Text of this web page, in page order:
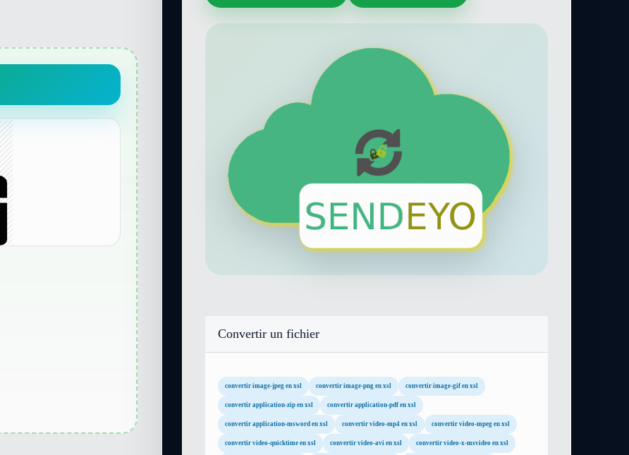
Convertir un fichier
convertir image-jpeg en xsl convertir image-png en xsl convertir image-gif en xsl
convertir application-zip en xsl convertir application-pdf en xsl
convertir application-msword en xsl convertir video-mp4 en xsl convertir video-mpeg en xsl
convertir video-quicktime en xsl convertir video-avi en xsl convertir video-x-msvideo en xsl